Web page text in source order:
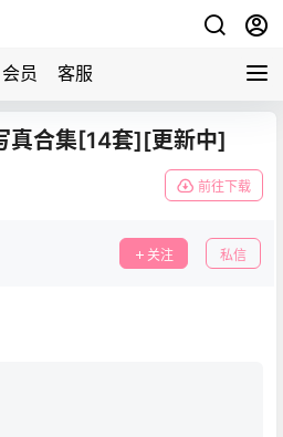
会员 客服
真合集[14套][更新中]
前往下载
关注 私信